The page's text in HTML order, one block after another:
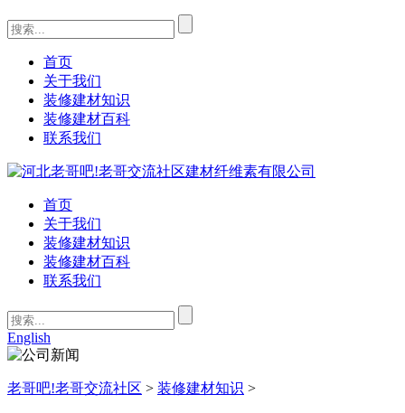
首页
关于我们
装修建材知识
装修建材百科
联系我们
首页
关于我们
装修建材知识
装修建材百科
联系我们
English
老哥吧!老哥交流社区 > 装修建材知识 >